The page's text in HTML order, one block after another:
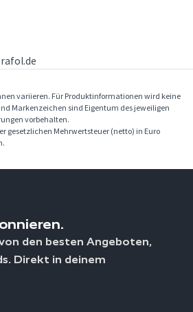
variieren. Für Produktinformationen wird keine
Markenzeichen sind Eigentum des jeweiligen
vorbehalten.
gesetzlichen Mehrwertsteuer (netto) in Euro
den besten Angeboten,
Direkt in deinem